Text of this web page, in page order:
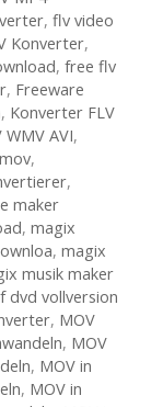
, flv video
Konverter,
, free flv
, Freeware
, Konverter FLV
AVI,
,
,
maker
, magix
, magix
musik maker
dvd vollversion
, MOV
, MOV
, MOV in
, MOV in